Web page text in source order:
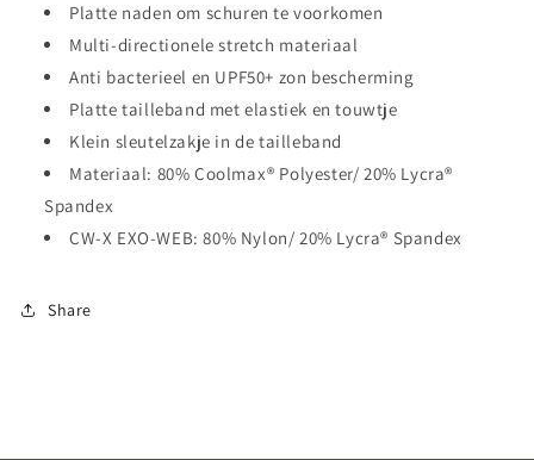
Platte naden om schuren te voorkomen
Multi-directionele stretch materiaal
Anti bacterieel en UPF50+ zon bescherming
Platte tailleband met elastiek en touwtje
Klein sleutelzakje in de tailleband
Materiaal: 80% Coolmax® Polyester/ 20% Lycra®
Spandex
CW-X EXO-WEB: 80% Nylon/ 20% Lycra® Spandex
Share